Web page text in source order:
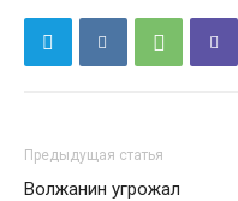
Предыдущая статья
Волжанин угрожал